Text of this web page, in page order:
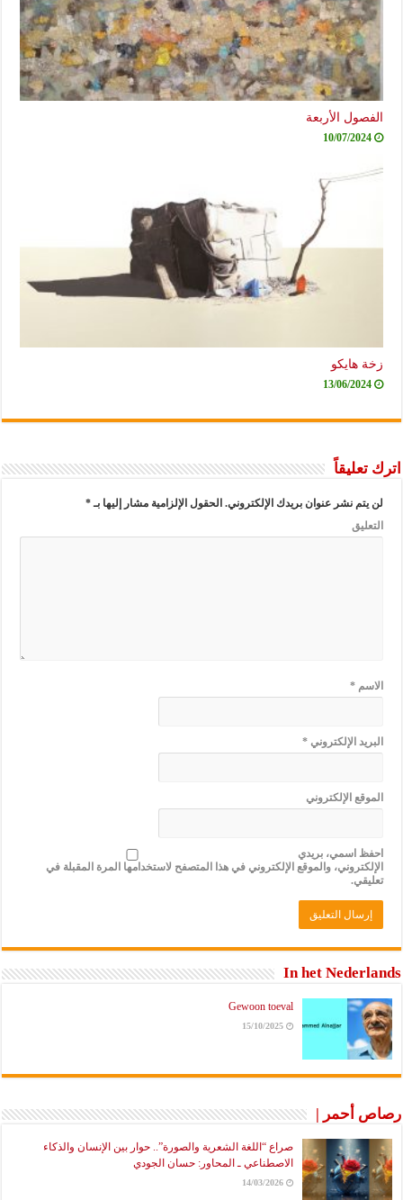
الفصول الأربعة
10/07/2024
زخة هايكو
13/06/2024
اترك تعليقاً
لن يتم نشر عنوان بريدك الإلكتروني. الحقول الإلزامية مشار إليها بـ*
التعليق
الاسم*
البريد الإلكتروني*
الموقع الإلكتروني
احفظ اسمي، بريدي
الإلكتروني، والموقع الإلكتروني في هذا المتصفح لاستخدامها المرة المقبلة في
تعليقي.
In het Nederlands
Gewoon toeval
15/10/2025
رصاص أحمر |
صراع “اللغة الشعرية والصورة”.. حوار بين الإنسان والذكاء
الاصطناعي ـ المحاور: حسان الجودي
14/03/2026